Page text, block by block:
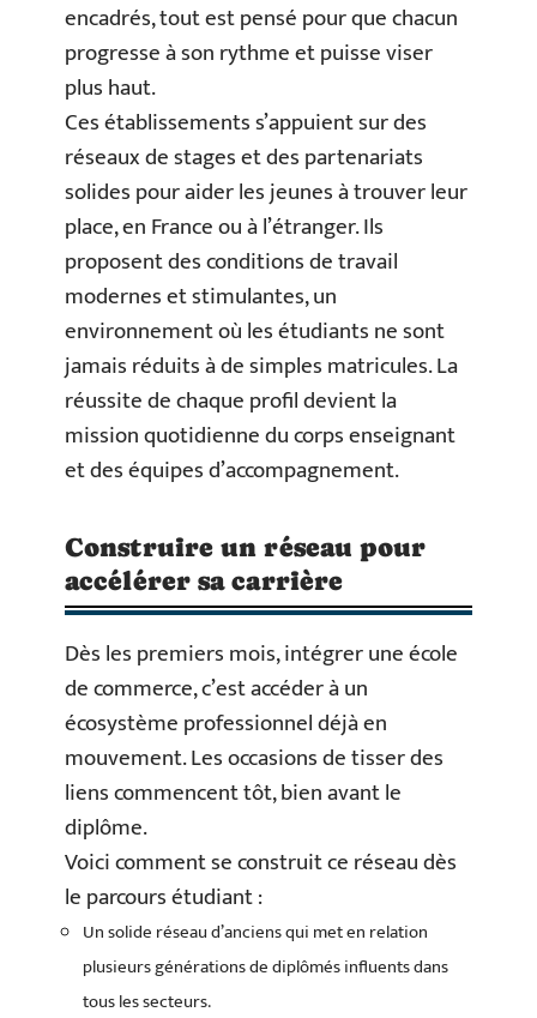
encadrés, tout est pensé pour que chacun
progresse à son rythme et puisse viser
plus haut.
Ces établissements s’appuient sur des
réseaux de stages et des partenariats
solides pour aider les jeunes à trouver leur
place, en France ou à l’étranger. Ils
proposent des conditions de travail
modernes et stimulantes, un
environnement où les étudiants ne sont
jamais réduits à de simples matricules. La
réussite de chaque profil devient la
mission quotidienne du corps enseignant
et des équipes d’accompagnement.
Construire un réseau pour
accélérer sa carrière
Dès les premiers mois, intégrer une école
de commerce, c’est accéder à un
écosystème professionnel déjà en
mouvement. Les occasions de tisser des
liens commencent tôt, bien avant le
diplôme.
Voici comment se construit ce réseau dès
le parcours étudiant :
Un solide réseau d’anciens qui met en relation
plusieurs générations de diplômés influents dans
tous les secteurs.